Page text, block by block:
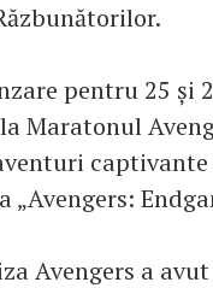
pentru 25 și
Maratonul
Avengers a